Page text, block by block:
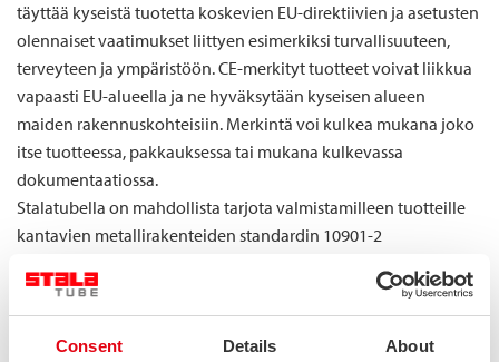
Consent Details About
täyttää kyseistä tuotetta koskevien EU-direktiivien ja asetusten
olennaiset vaatimukset liittyen esimerkiksi turvallisuuteen,
terveyteen ja ympäristöön. CE-merkityt tuotteet voivat liikkua
vapaasti EU-alueella ja ne hyväksytään kyseisen alueen
maiden rakennuskohteisiin. Merkintä voi kulkea mukana joko
itse tuotteessa, pakkauksessa tai mukana kulkevassa
dokumentaatiossa.
Stalatubella on mahdollista tarjota valmistamilleen tuotteille
kantavien metallirakenteiden standardin 10901-2
CE-merkintä tehdään toisen harmonisoidun standardin EN
10088-5 mukaisesti. Kantavien metallirakenteiden kestävyys ja
laatu vaikuttavat olennaisesti esimerkiksi rakennusten ja